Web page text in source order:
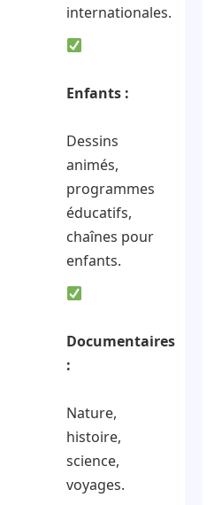
internationales.
Enfants :
Dessins
animés,
programmes
éducatifs,
chaînes pour
enfants.
Documentaires
:
Nature,
histoire,
science,
voyages.